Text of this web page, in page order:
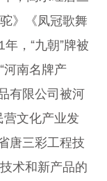
》《凤冠歌舞
，“九朝”牌被
河南名牌产
有限公司被河
营文化产业发
唐三彩工程技
术和新产品的